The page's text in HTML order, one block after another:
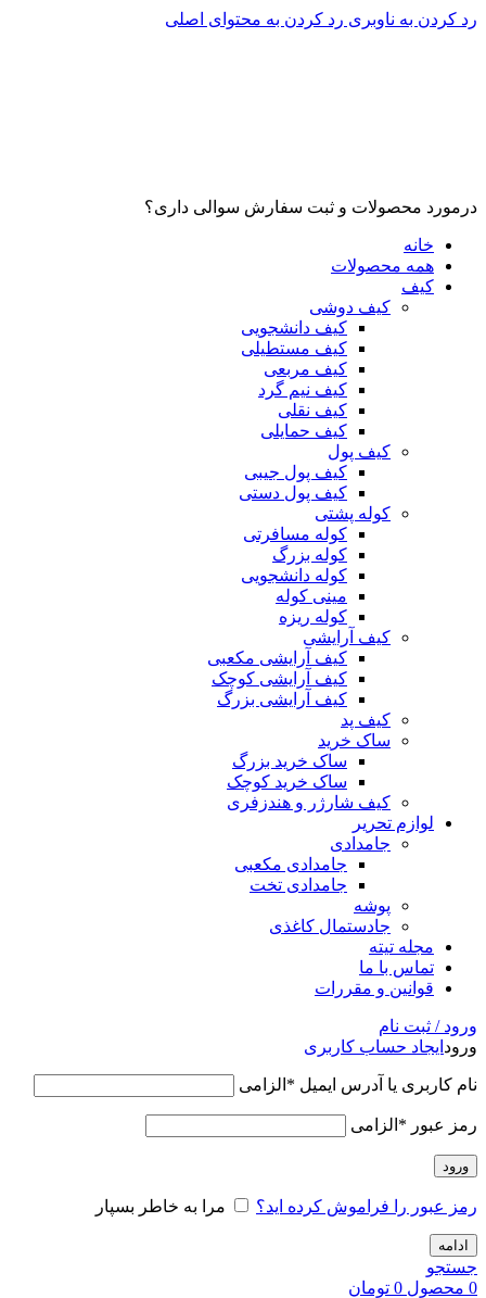
رد کردن به ناوبری رد کردن به محتوای اصلی
درمورد محصولات و ثبت سفارش سوالی داری؟
خانه
همه محصولات
کیف
کیف دوشی
کیف دانشجویی
کیف مستطیلی
کیف مربعی
کیف نیم گرد
کیف نقلی
کیف حمایلی
کیف پول
کیف پول جیبی
کیف پول دستی
کوله پشتی
کوله مسافرتی
کوله بزرگ
کوله دانشجویی
مینی کوله
کوله ریزه
کیف آرایشی
کیف آرایشی مکعبی
کیف آرایشی کوچک
کیف آرایشی بزرگ
کیف پد
ساک خرید
ساک خرید بزرگ
ساک خرید کوچک
کیف شارژر و هندزفری
لوازم تحریر
جامدادی
جامدادی مکعبی
جامدادی تخت
پوشه
جادستمال کاغذی
مجله تیته
تماس با ما
قوانین و مقررات
ورود / ثبت نام
ورود ایجاد حساب کاربری
نام کاربری یا آدرس ایمیل * الزامی
رمز عبور * الزامی
ورود
رمز عبور را فراموش کرده اید؟ مرا به خاطر بسپار
ادامه
جستجو
0 محصول 0 تومان